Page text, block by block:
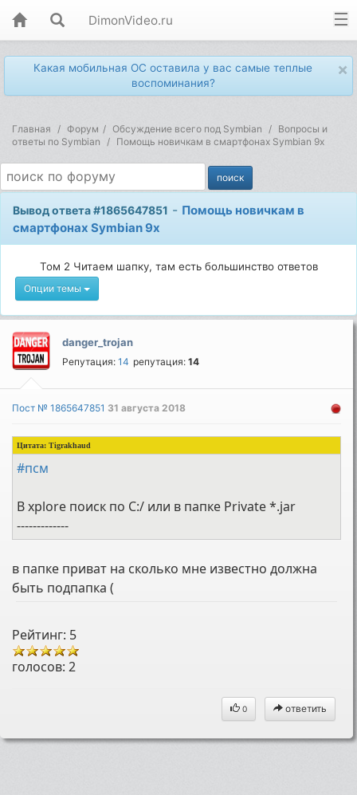
DimonVideo.ru
×
Какая мобильная ОС оставила у вас самые теплые
воспоминания?
Главная Форум Обсуждение всего под Symbian
Вопросы и
ответы по Symbian
Помощь новичкам в смартфонах Symbian 9x
Вывод ответа #1865647851 - Помощь новичкам в
смартфонах Symbian 9x
Том 2 Читаем шапку, там есть большинство ответов
Опции темы
danger_trojan
Репутация:14 репутация:14
Пост № 1865647851 31 августа 2018
Цитата:Tigrakhaud
#псм
В xplore поиск по C:/ или в папке Private *.jar
-------------
в папке приват на сколько мне известно должна
быть подпапка (
Рейтинг: 5
голосов:2
0 ответить